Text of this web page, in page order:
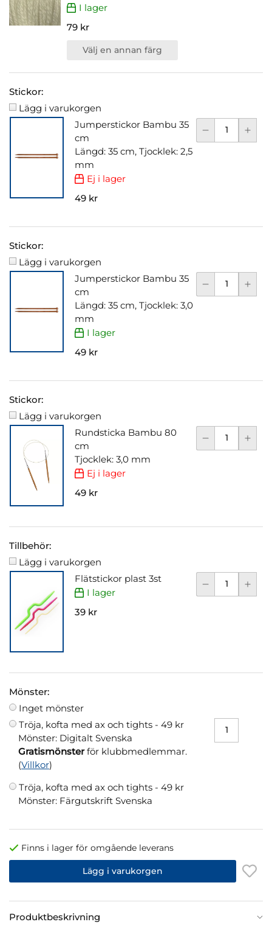
I lager
79 kr
Välj en annan färg
Stickor:
Lägg i varukorgen
Jumperstickor Bambu 35
cm
Längd: 35 cm, Tjocklek: 2,5
mm
Ej i lager
49 kr
Stickor:
Lägg i varukorgen
Jumperstickor Bambu 35
cm
Längd: 35 cm, Tjocklek: 3,0
mm
I lager
49 kr
Stickor:
Lägg i varukorgen
Rundsticka Bambu 80
cm
Tjocklek: 3,0 mm
Ej i lager
49 kr
Tillbehör:
Lägg i varukorgen
Flätstickor plast 3st
I lager
39 kr
Mönster:
Inget mönster
Tröja, kofta med ax och tights - 49 kr
Mönster: Digitalt Svenska
Gratismönsterför klubbmedlemmar.
(Villkor)
Tröja, kofta med ax och tights - 49 kr
Mönster: Färgutskrift Svenska
Finns i lager för omgående leverans
Lägg i varukorgen
Produktbeskrivning